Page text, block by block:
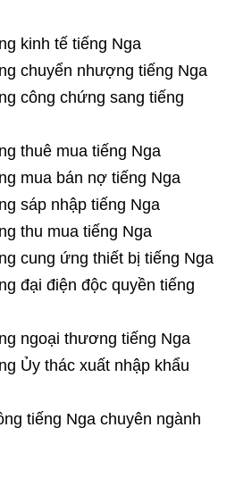
kinh tế tiếng Nga
chuyển nhượng tiếng Nga
công chứng sang tiếng
thuê mua tiếng Nga
mua bán nợ tiếng Nga
sáp nhập tiếng Nga
thu mua tiếng Nga
cung ứng thiết bị tiếng Nga
đại điện độc quyền tiếng
ngoại thương tiếng Nga
Ủy thác xuất nhập khẩu
tiếng Nga chuyên ngành